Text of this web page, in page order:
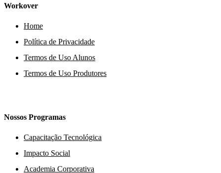
Workover
Home
Política de Privacidade
Termos de Uso Alunos
Termos de Uso Produtores
Nossos Programas
Capacitação Tecnológica
Impacto Social
Academia Corporativa